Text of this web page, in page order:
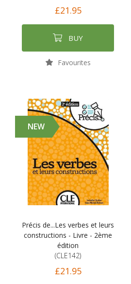
£21.95
BUY
Favourites
NEW
Précis de...Les verbes et leurs
constructions - Livre - 2ème
édition
(CLE142)
£21.95